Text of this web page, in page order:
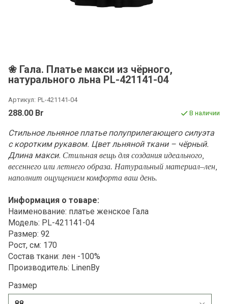
❀ Гала. Платье макси из чёрного,
натурального льна PL-421141-04
Артикул: PL-421141-04
288.00 Br В наличии
Стильное льняное платье полуприлегающего силуэта
с коротким рукавом. Цвет льняной ткани – чёрный.
Длина макси. Стильная вещь для создания идеального,
весеннего или летнего образа. Натуральный материал–лен,
наполнит ощущением комфорта ваш день.
Информация о товаре:
Наименование: платье женское Гала
Модель: PL-421141-04
Размер: 92
Рост, см: 170
Состав ткани: лен -100%
Производитель: LinenBy
Размер